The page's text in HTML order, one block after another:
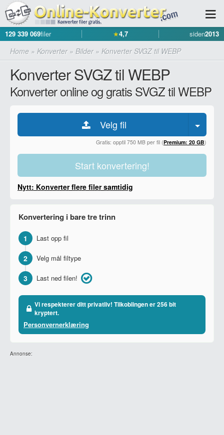
129 339 069filer ★4,7 siden2013
Home » Konverter» Bilder» Konverter SVGZ til WEBP
Konverter SVGZ til WEBP
Konverter online og gratis SVGZ til WEBP
Velg fil
Gratis: opptil 750 MB per fil (Premium: 20 GB)
Start konvertering!
Nytt: Konverter flere filer samtidig
Konvertering i bare tre trinn
1 Last opp fil
2 Velg mål filtype
3 Last ned filen!
Vi respekterer ditt privatliv! Tilkoblingen er 256 bit
kryptert.
Personvernerklæring
Annonse: